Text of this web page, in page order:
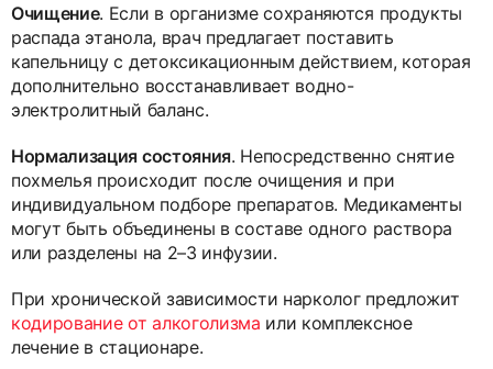
Очищение. Если в организме сохраняются продукты
распада этанола, врач предлагает поставить
капельницу с детоксикационным действием, которая
дополнительно восстанавливает водно-
электролитный баланс.
Нормализация состояния. Непосредственно снятие
похмелья происходит после очищения и при
индивидуальном подборе препаратов. Медикаменты
могут быть объединены в составе одного раствора
или разделены на 2–3 инфузии.
При хронической зависимости нарколог предложит
кодирование от алкоголизма или комплексное
лечение в стационаре.